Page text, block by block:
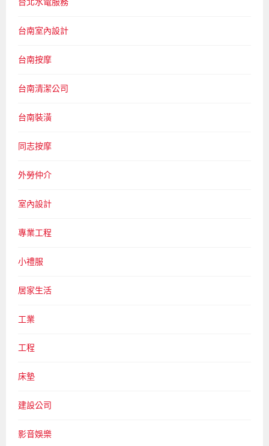
台南室內設計
台南按摩
台南清潔公司
台南裝潢
同志按摩
外勞仲介
室內設計
專業工程
小禮服
居家生活
工業
工程
床墊
建設公司
影音娛樂